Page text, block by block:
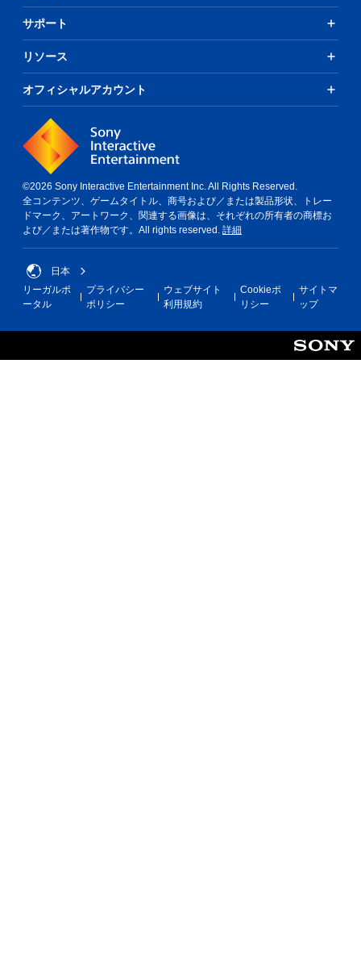
サポート
リソース
オフィシャルアカウント
©2026 Sony Interactive Entertainment Inc. All Rights Reserved.
全コンテンツ、ゲームタイトル、商号および／または製品形状、トレー
ドマーク、アートワーク、関連する画像は、それぞれの所有者の商標お
よび／または著作物です。All rights reserved. 詳細
日本
リーガルポ
ータル
プライバシー
ポリシー
ウェブサイト
利用規約
Cookieポ
リシー
サイトマ
ップ